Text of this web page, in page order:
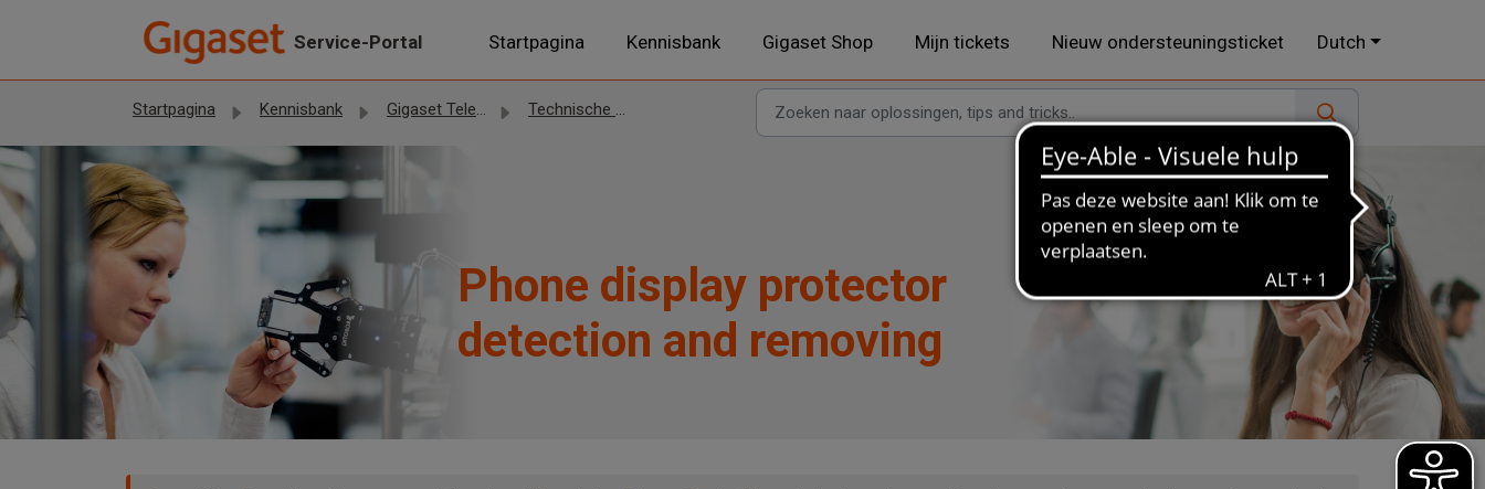
Service-Portal
Startpagina Kennisbank Gigaset Shop Mijn tickets Nieuw ondersteuningsticket Dutch
Startpagina Kennisbank Gigaset Telefoons Technische problemen
Phone display protector
detection and removing